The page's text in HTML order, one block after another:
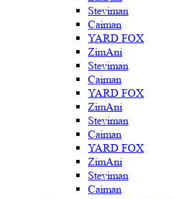
Steviman
Caiman
YARD FOX
ZimAni
Steviman
Caiman
YARD FOX
ZimAni
Steviman
Caiman
YARD FOX
ZimAni
Steviman
Caiman